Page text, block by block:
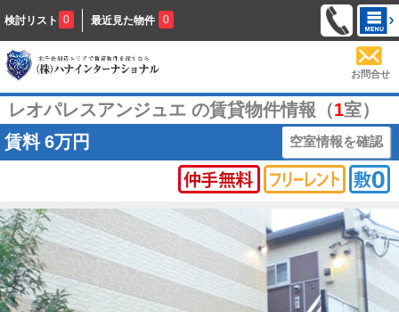
検討リスト 0 最近見た物件 0
お問合せ
レオパレスアンジュエ の賃貸物件情報（1室）
賃料 6万円 空室情報を確認